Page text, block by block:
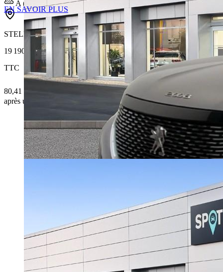
A (32 g/km)
STELLANTIS &YOU LYON ÉCULLY
19 190 €
TTC
80,41 € /Mois
après un premier loyer de 6 716,5 €
EN SAVOIR PLUS